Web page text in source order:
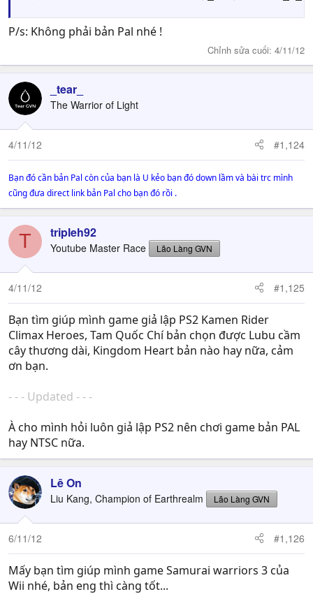
P/s: Không phải bản Pal nhé !
Chỉnh sửa cuối: 4/11/12
_tear_
The Warrior of Light
4/11/12 #1,124
Bạn đó cần bản Pal còn của bạn là U kẻo bạn đó down lầm và bài trc mình
cũng đưa direct link bản Pal cho bạn đó rồi .
T tripleh92
Youtube Master Race Lão Làng GVN
4/11/12 #1,125
Bạn tìm giúp mình game giả lập PS2 Kamen Rider
Climax Heroes, Tam Quốc Chí bản chọn được Lubu cầm
cây thương dài, Kingdom Heart bản nào hay nữa, cảm
ơn bạn.
- - - Updated - - -
À cho mình hỏi luôn giả lập PS2 nên chơi game bản PAL
hay NTSC nữa.
Lê On
Liu Kang, Champion of Earthrealm Lão Làng GVN
6/11/12 #1,126
Mấy bạn tìm giúp mình game Samurai warriors 3 của
Wii nhé, bản eng thì càng tốt...